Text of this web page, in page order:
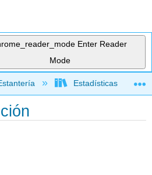
Enter Reader
Mode
jerarquía global
Estadísticas